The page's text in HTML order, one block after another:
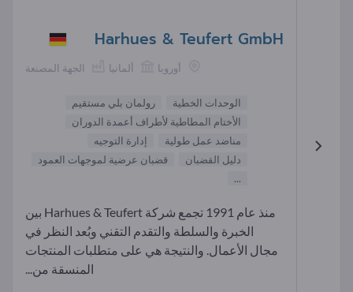
Harhues & Teufert GmbH
الجهة المصنعة ألمانيا أوروبا
الوحدات الخطية
رولمان بلي مستقيم
الأختام المطاطية لأطراف أعمدة الدوران
مناضد عمل طولية
إدارة التوجيه
دليل القضبان
قضبان عرضية لموجهات العمود
...
منذ عام 1991 تجمع شركة Harhues & Teufert بين
الخبرة والسلطة والتقدم التقني وبُعد النظر في
مجال الأعمال. والنتيجة هي على متطلبات المنتجات
المنسقة من...